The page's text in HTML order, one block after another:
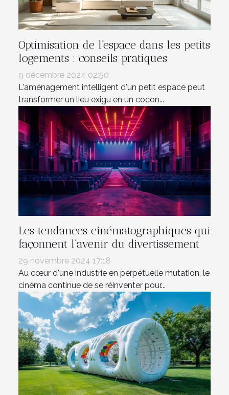
Optimisation de l'espace dans les petits
logements : conseils pratiques
9 décembre 2024 02:50
L'aménagement intelligent d'un petit espace peut
transformer un lieu exigu en un cocon...
Les tendances cinématographiques qui
façonnent l'avenir du divertissement
29 novembre 2024 17:18
Au cœur d'une industrie en perpétuelle mutation, le
cinéma continue de se réinventer pour...